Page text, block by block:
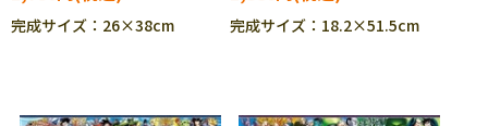
完成サイズ：26×38cm 完成サイズ：18.2×51.5cm